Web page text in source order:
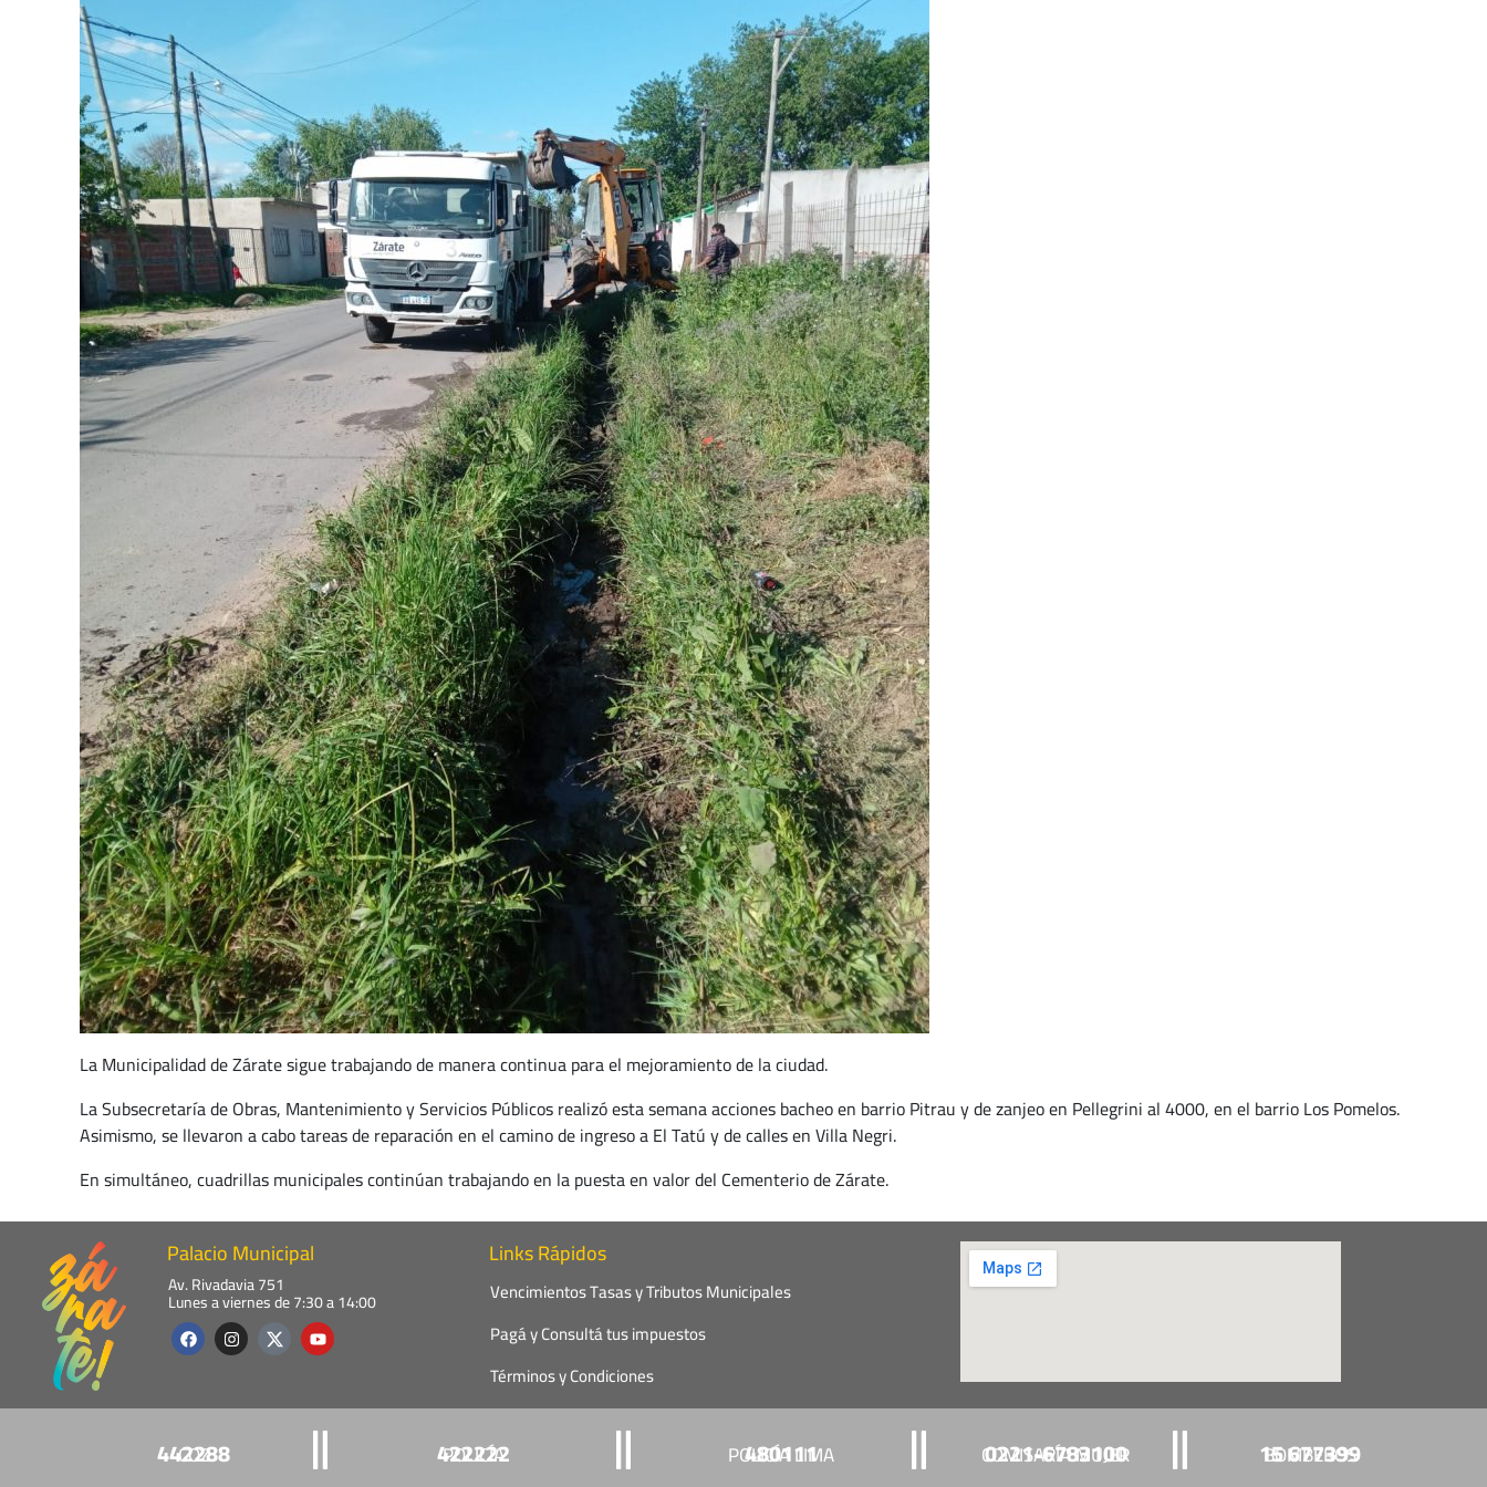
La Municipalidad de Zárate sigue trabajando de manera continua para el mejoramiento de la ciudad.
La Subsecretaría de Obras, Mantenimiento y Servicios Públicos realizó esta semana acciones bacheo en barrio Pitrau y de zanjeo en Pellegrini al 4000, en el barrio Los Pomelos.
Asimismo, se llevaron a cabo tareas de reparación en el camino de ingreso a El Tatú y de calles en Villa Negri.
En simultáneo, cuadrillas municipales continúan trabajando en la puesta en valor del Cementerio de Zárate.
Palacio Municipal
Av. Rivadavia 751
Lunes a viernes de 7:30 a 14:00
F
a
c
o
k
I
n
s
g
a
m
Y
o
u
b
e
Links Rápidos
Vencimientos Tasas y Tributos Municipales
Pagá y Consultá tus impuestos
Términos y Condiciones
442288
COZ 422222
POLICÍA 480111
POLICÍA LIMA 0221-6783100
COMISARÍA MUJER 15 677399
BOMBEROS